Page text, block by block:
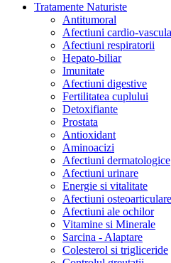
Tratamente Naturiste
Antitumoral
Afectiuni cardio-
Afectiuni respiratorii
Hepato-biliar
Imunitate
Afectiuni digestive
Fertilitatea cuplului
Detoxifiante
Prostata
Antioxidant
Aminoacizi
Afectiuni dermatologice
Afectiuni urinare
Energie si vitalitate
Afectiuni osteoarticulare
Afectiuni ale ochilor
Vitamine si Minerale
Sarcina - Alaptare
Colesterol si trigliceride